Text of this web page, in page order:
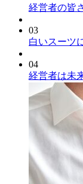
経営者の皆
03
白いスーツ
04
経営者は未